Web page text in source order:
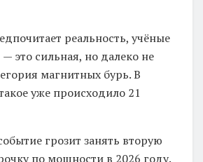
реальность, учёные
это сильная, но далеко не
магнитных бурь. В
уже происходило 21
грозит занять вторую
по мощности в 2026 году.